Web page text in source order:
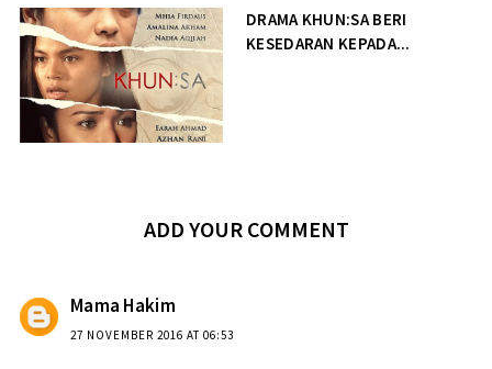
DRAMA KHUN:SA BERI
KESEDARAN KEPADA...
ADD YOUR COMMENT
Mama Hakim
27 NOVEMBER 2016 AT 06:53